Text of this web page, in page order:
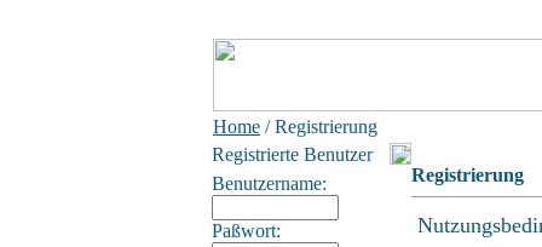
Home / Registrierung
Registrierte Benutzer
Benutzername:
Paßwort:
Registrierung